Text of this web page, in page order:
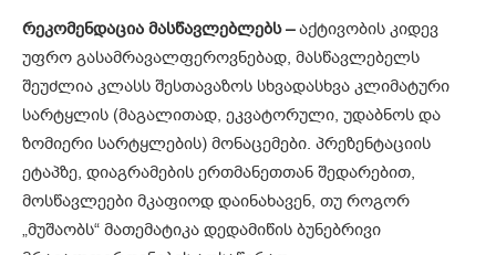
რეკომენდაცია მასწავლებლებს –აქტივობის კიდევ
უფრო გასამრავალფეროვნებად, მასწავლებელს
შეუძლია კლასს შესთავაზოს სხვადასხვა კლიმატური
სარტყლის (მაგალითად, ეკვატორული, უდაბნოს და
ზომიერი სარტყლების) მონაცემები. პრეზენტაციის
ეტაპზე, დიაგრამების ერთმანეთთან შედარებით,
მოსწავლეები მკაფიოდ დაინახავენ, თუ როგორ
„მუშაობს“ მათემატიკა დედამიწის ბუნებრივი